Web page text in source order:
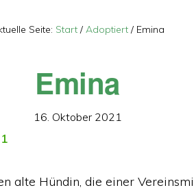
Seite: Start / Adoptiert /Emina
Emina
16. Oktober 2021
alte Hündin, die einer